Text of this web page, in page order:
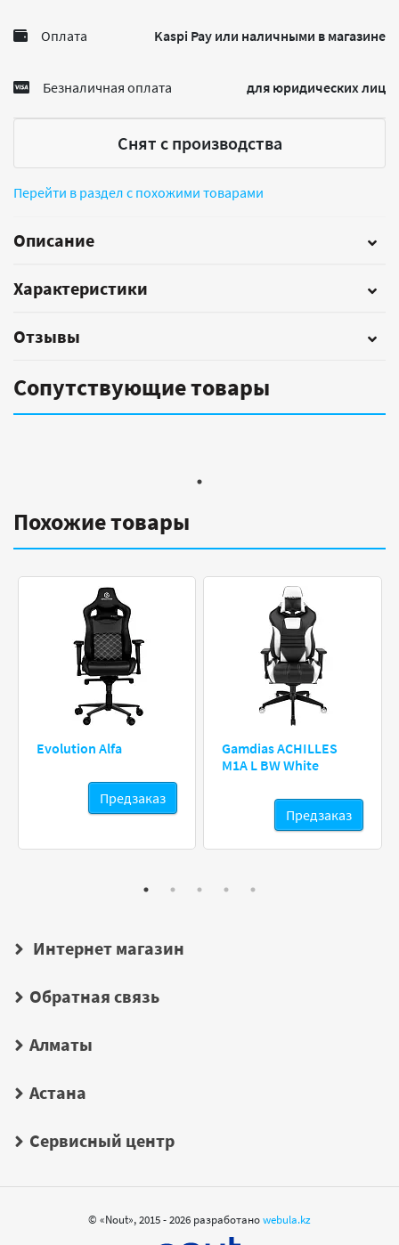
Оплата Kaspi Pay или наличными в магазине
Безналичная оплата для юридических лиц
Снят с производства
Перейти в раздел с похожими товарами
Описание
Характеристики
Отзывы
Сопутствующие товары
Похожие товары
Evolution Alfa
Предзаказ
Gamdias ACHILLES
M1A L BW White
Предзаказ
Интернет магазин
Обратная связь
Алматы
Астана
Сервисный центр
© «Nout», 2015 - 2026 разработаноwebula.kz